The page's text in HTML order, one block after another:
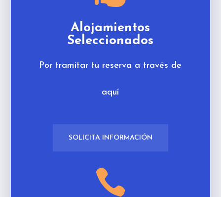
Alojamientos
Seleccionados
Por tramitar tu reserva a través de
aquí
SOLICITA INFORMACIÓN
